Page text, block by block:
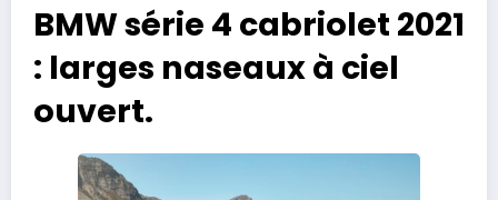
BMW série 4 cabriolet 2021
: larges naseaux à ciel
ouvert.